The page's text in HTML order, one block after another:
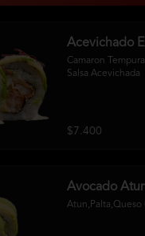
Acevichado
Camaron
Salsa Acevichada
$7.400
Avocado
Atun,Palta,Queso